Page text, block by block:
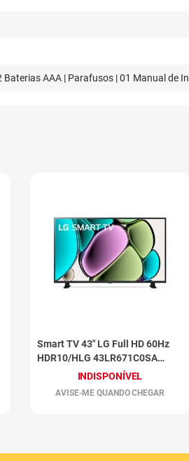
AAA | Parafusos | 01 Manual de
Smart TV 43" LG Full HD 60Hz
HDR10/HLG 43LR671C0SA
INDISPONÍVEL
AVISE-ME QUANDO CHEGAR